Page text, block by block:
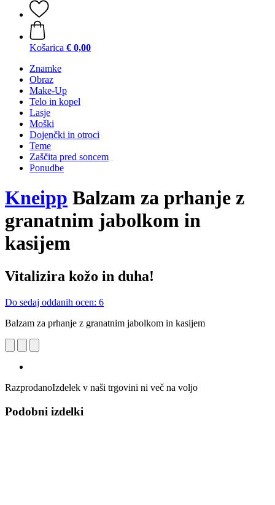
Košarica € 0,00
Znamke
Obraz
Make-Up
Telo in kopel
Lasje
Moški
Dojenčki in otroci
Teme
Zaščita pred soncem
Ponudbe
Kneipp Balzam za prhanje z
granatnim jabolkom in
kasijem
Vitalizira kožo in duha!
Do sedaj oddanih ocen: 6
Balzam za prhanje z granatnim jabolkom in kasijem
RazprodanoIzdelek v naši trgovini ni več na voljo
Podobni izdelki